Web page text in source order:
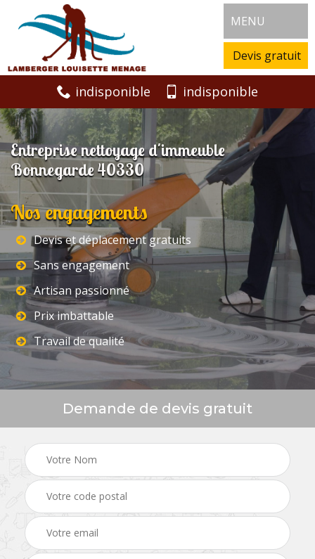
MENU
Devis gratuit
indisponible indisponible
Entreprise nettoyage d'immeuble
Bonnegarde 40330
Nos engagements
Devis et déplacement gratuits
Sans engagement
Artisan passionné
Prix imbattable
Travail de qualité
Demande de devis gratuit